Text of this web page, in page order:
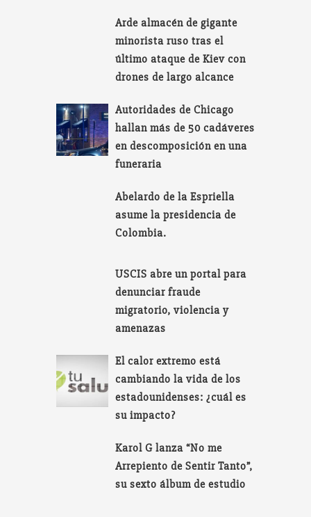
Arde almacén de gigante
minorista ruso tras el
último ataque de Kiev con
drones de largo alcance
Autoridades de Chicago
hallan más de 50 cadáveres
en descomposición en una
funeraria
Abelardo de la Espriella
asume la presidencia de
Colombia.
USCIS abre un portal para
denunciar fraude
migratorio, violencia y
amenazas
El calor extremo está
cambiando la vida de los
estadounidenses: ¿cuál es
su impacto?
Karol G lanza “No me
Arrepiento de Sentir Tanto”,
su sexto álbum de estudio